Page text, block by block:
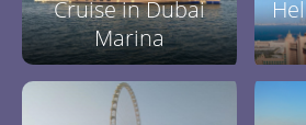
Cruise in Dubai
Marina